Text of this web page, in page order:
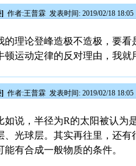
作者:王普霖 发表时间: 2019/02/18 18:05
的理论登峰造极不造极，要
顿运动定律的反对理由，我就
作者:王普霖 发表时间: 2019/02/18 18:05
如说，半径为R的太阳被认为
、光球层。其实再往里，还
能有合成一般物质的条件。